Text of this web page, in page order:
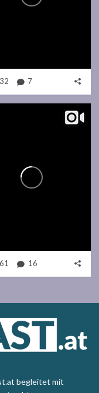
7
16
begleitet mit